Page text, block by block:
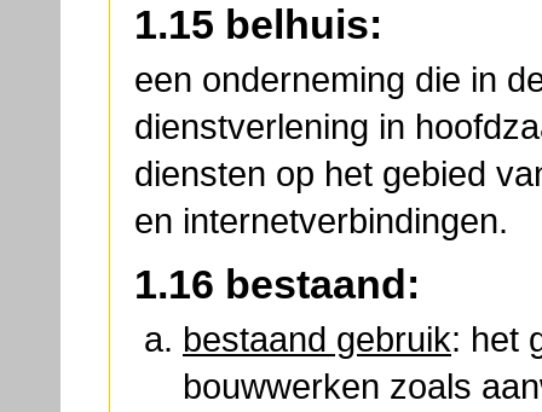
1.15 belhuis:
een onderneming die in
dienstverlening in
diensten op het gebied
en internetverbindingen.
1.16 bestaand:
bestaand gebruik: het
bouwwerken zoals